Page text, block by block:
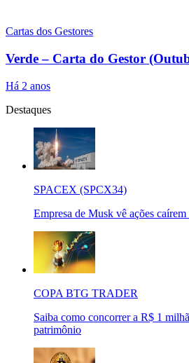
Cartas dos Gestores
Verde – Carta do Gestor
Há 2 anos
Destaques
SPACEX (SPCX34)
Empresa de Musk vê ações
COPA BTG TRADER
Saiba como concorrer a R$ 1
patrimônio